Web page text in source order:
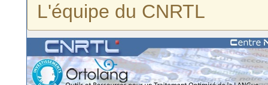
L'équipe du CNRTL